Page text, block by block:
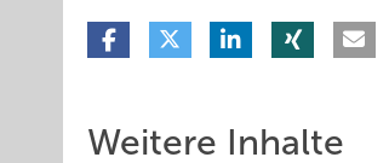
Weitere Inhalte